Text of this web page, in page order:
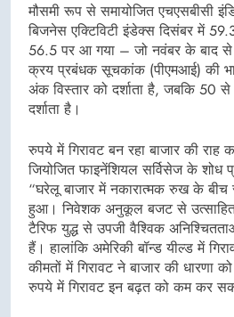
मौसमी रूप से समायोजित एचएसबीसी
बिजनेस एक्टिविटी इंडेक्स दिसंबर में
56.5 पर आ गया – जो नवंबर के बाद से
क्रय प्रबंधक सूचकांक (पीएमआई) की
अंक विस्तार को दर्शाता है, जबकि
दर्शाता है।
रुपये में गिरावट बन रहा बाजार की राह
जियोजित फाइनेंशियल सर्विसेज के शोध
“घरेलू बाजार में नकारात्मक रुख के बीच
हुआ। निवेशक अनुकूल बजट से
टैरिफ युद्ध से उपजी वैश्विक
हैं। हालांकि अमेरिकी बॉन्ड यील्ड में
कीमतों में गिरावट ने बाजार की धारणा
रुपये में गिरावट इन बढ़त को कम कर